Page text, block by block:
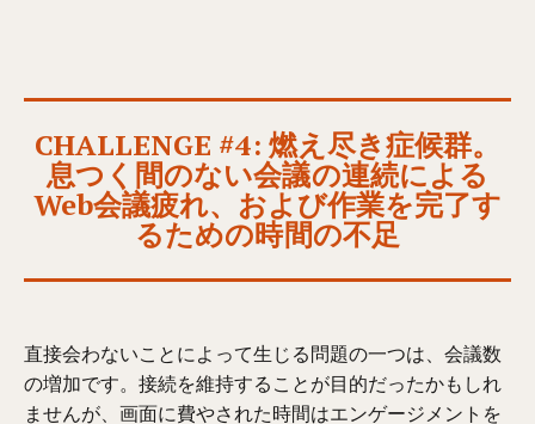
CHALLENGE #4: 燃え尽き症候群。
息つく間のない会議の連続による
Web会議疲れ、および作業を完了す
るための時間の不足
直接会わないことによって生じる問題の一つは、会議数
の増加です。接続を維持することが目的だったかもしれ
ませんが、画面に費やされた時間はエンゲージメントを